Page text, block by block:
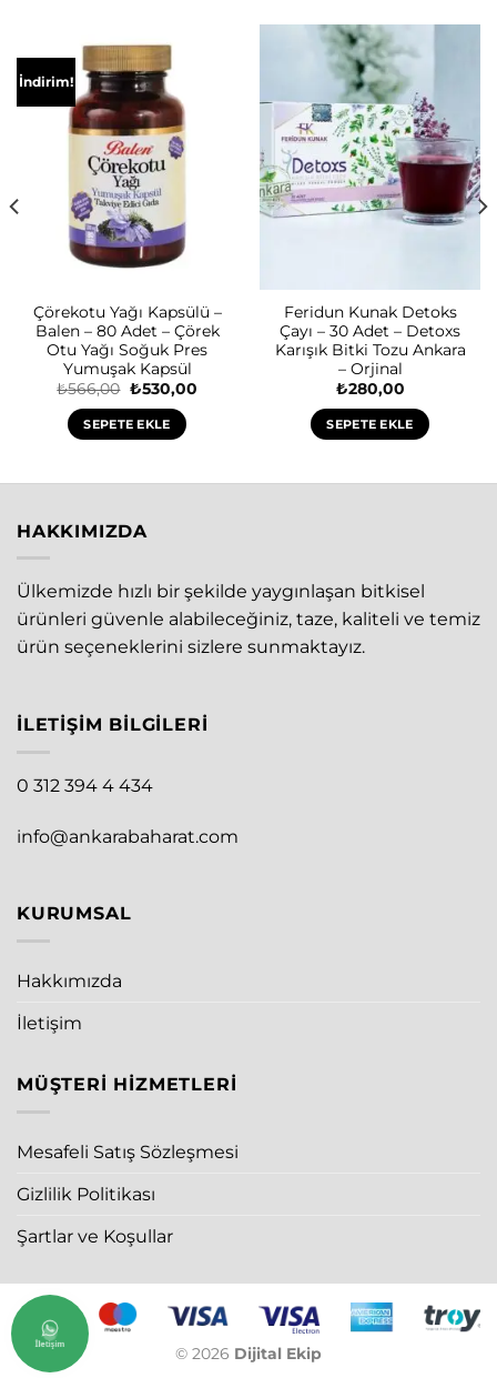
İndirim!
Çörekotu Yağı Kapsülü –
Balen – 80 Adet – Çörek
Otu Yağı Soğuk Pres
Yumuşak Kapsül
₺566,00 Orijinal
₺566,00.
₺530,00Şu
SEPETE EKLE
Feridun Kunak Detoks
Çayı – 30 Adet – Detoxs
Karışık Bitki Tozu Ankara
– Orjinal
₺280,00
SEPETE EKLE
HAKKIMIZDA
Ülkemizde hızlı bir şekilde yaygınlaşan bitkisel
ürünleri güvenle alabileceğiniz, taze, kaliteli ve temiz
ürün seçeneklerini sizlere sunmaktayız.
İLETIŞIM BILGILERI
0 312 394 4 434
info@ankarabaharat.com
KURUMSAL
Hakkımızda
İletişim
MÜŞTERI HIZMETLERI
Mesafeli Satış Sözleşmesi
Gizlilik Politikası
Şartlar ve Koşullar
© 2026 Dijital Ekip
İletişim